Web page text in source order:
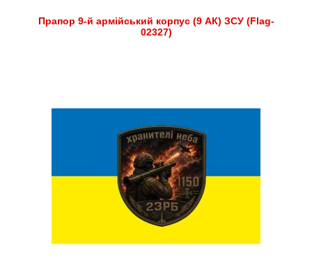
Прапор 9-й армійський корпус (9 АК) ЗСУ (Flag-
02327)